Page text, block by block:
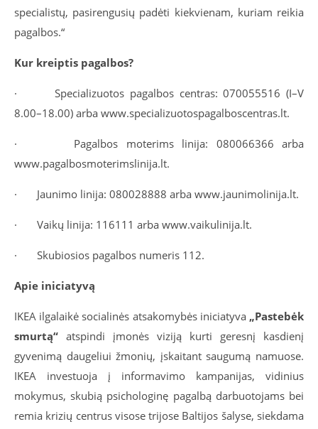
specialistų, pasirengusių padėti kiekvienam, kuriam reikia
pagalbos.“
Kur kreiptis pagalbos?
· Specializuotos pagalbos centras: 070055516 (I–V
8.00–18.00) arba www.specializuotospagalboscentras.lt.
· Pagalbos moterims linija: 080066366 arba
www.pagalbosmoterimslinija.lt.
· Jaunimo linija: 080028888 arba www.jaunimolinija.lt.
· Vaikų linija: 116111 arba www.vaikulinija.lt.
· Skubiosios pagalbos numeris 112.
Apie iniciatyvą
IKEA ilgalaikė socialinės atsakomybės iniciatyva „Pastebėk
smurtą“ atspindi įmonės viziją kurti geresnį kasdienį
gyvenimą daugeliui žmonių, įskaitant saugumą namuose.
IKEA investuoja į informavimo kampanijas, vidinius
mokymus, skubią psichologinę pagalbą darbuotojams bei
remia krizių centrus visose trijose Baltijos šalyse, siekdama